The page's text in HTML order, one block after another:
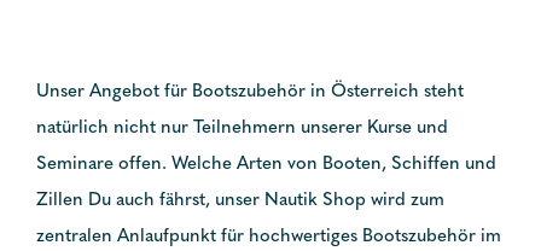
Unser Angebot für Bootszubehör in Österreich steht
natürlich nicht nur Teilnehmern unserer Kurse und
Seminare offen. Welche Arten von Booten, Schiffen und
Zillen Du auch fährst, unser Nautik Shop wird zum
zentralen Anlaufpunkt für hochwertiges Bootszubehör im